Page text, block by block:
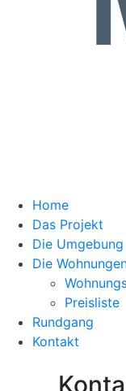
Home
Das Projekt
Die Umgebung
Die
Preisliste
Rundgang
Kontakt